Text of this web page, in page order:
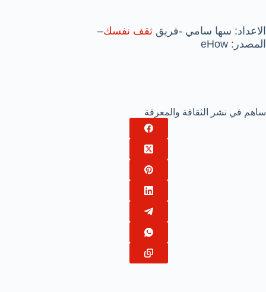
الاعداد: سها سامي -فريق ثقف نفسك–
المصدر: eHow
ساهم في نشر الثقافة والمعرفة